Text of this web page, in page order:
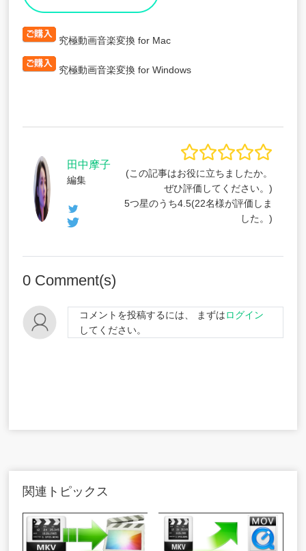
究極動画音楽変換 for Mac
究極動画音楽変換 for Windows
田中摩子
編集
(この記事はお役に立ちましたか。
ぜひ評価してください。)
5つ星のうち4.5(22名様が評価しま
した。)
0 Comment(s)
コメントを投稿するには、 まずはログイン
してください。
関連トピックス